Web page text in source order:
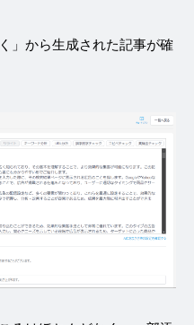
」から生成された記事が確